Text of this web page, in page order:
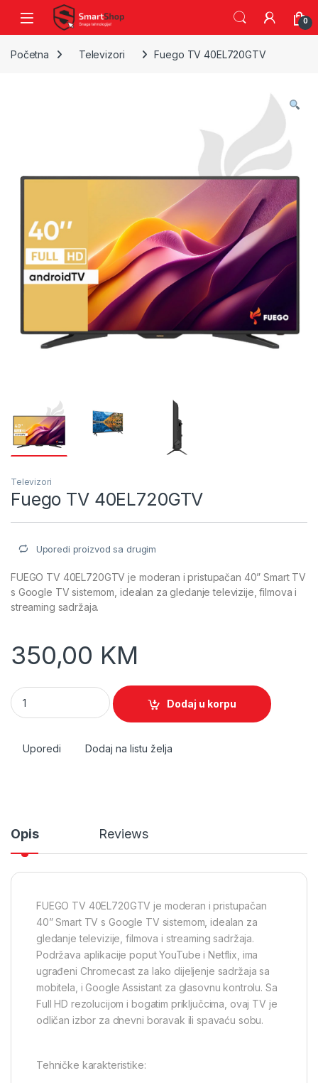
Skip to navigation
Skip to content
0
Početna Televizori Fuego TV 40EL720GTV
Televizori
Fuego TV 40EL720GTV
Uporedi proizvod sa drugim
FUEGO TV 40EL720GTV je moderan i pristupačan 40” Smart TV
s Google TV sistemom, idealan za gledanje televizije, filmova i
streaming sadržaja.
350,00 KM
Fuego TV 40EL720GTV quantity
Dodaj u korpu
Uporedi Dodaj na listu želja
Opis Reviews
FUEGO TV 40EL720GTV je moderan i pristupačan
40” Smart TV s Google TV sistemom, idealan za
gledanje televizije, filmova i streaming sadržaja.
Podržava aplikacije poput YouTube i Netflix, ima
ugrađeni Chromecast za lako dijeljenje sadržaja sa
mobitela, i Google Assistant za glasovnu kontrolu. Sa
Full HD rezolucijom i bogatim priključcima, ovaj TV je
odličan izbor za dnevni boravak ili spavaću sobu.
Tehničke karakteristike: